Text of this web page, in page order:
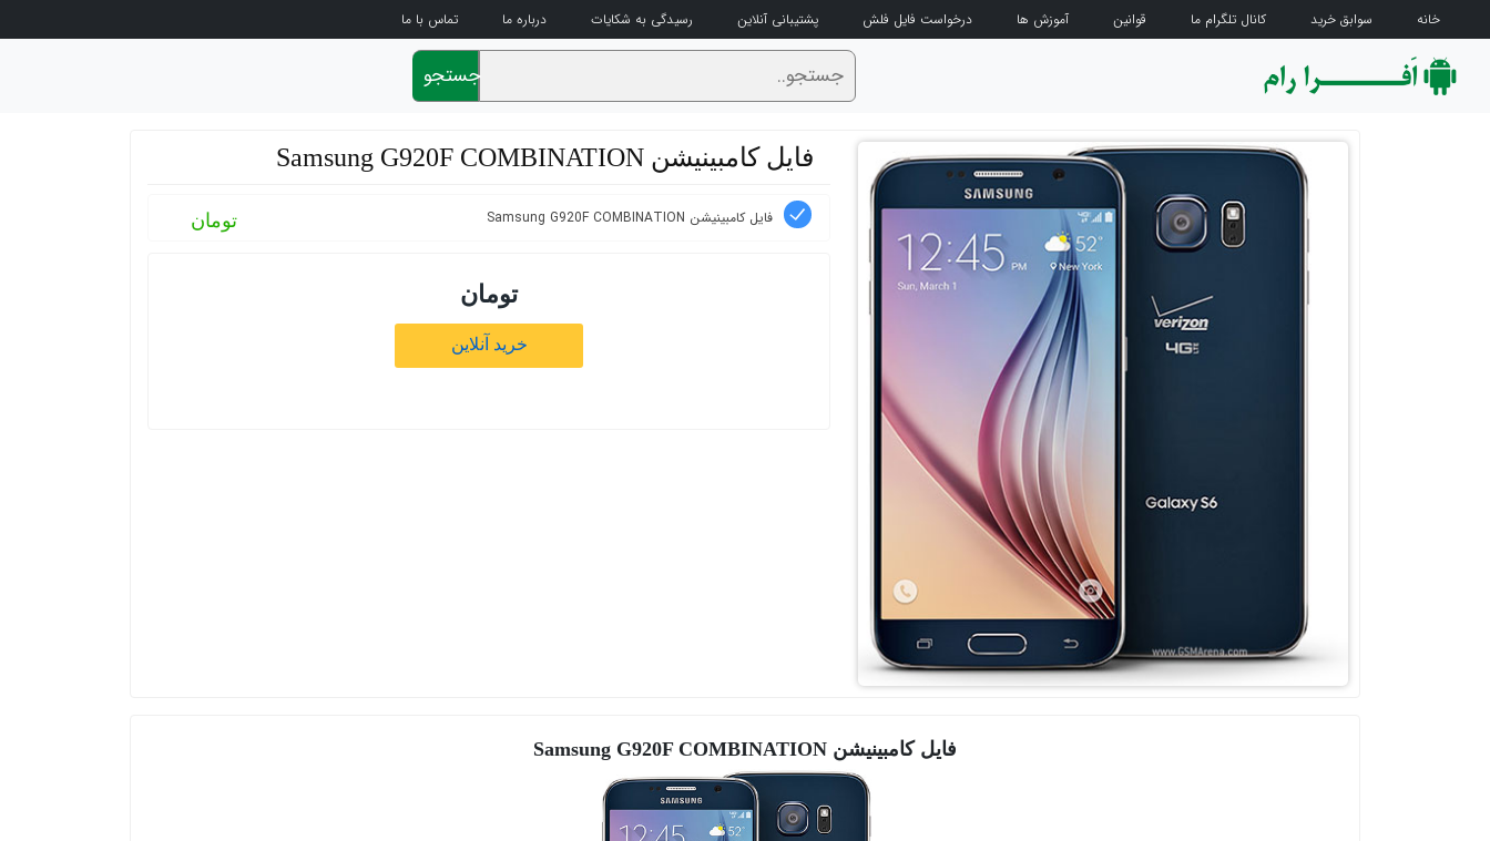
خانه سوابق خرید کانال تلگرام ما قوانین آموزش ها درخواست فایل فلش پشتیبانی آنلاین رسیدگی به شکایات درباره ما تماس با ما
جستجو
فایل کامبینیشن Samsung G920F COMBINATION
فایل کامبینیشن Samsung G920F COMBINATION تومان
تومان
خرید آنلاین
فایل کامبینیشن Samsung G920F COMBINATION